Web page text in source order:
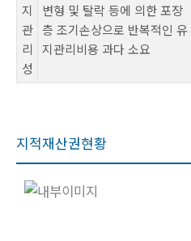
지
관
리
성
변형 및 탈락 등에 의한 포장
층 조기손상으로 반복적인 유
지관리비용 과다 소요
지적재산권현황